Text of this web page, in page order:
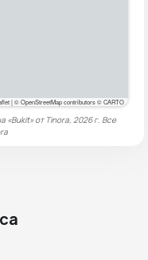
|© OpenStreetMap contributors © CARTO
от Tinora, 2026 г. Все